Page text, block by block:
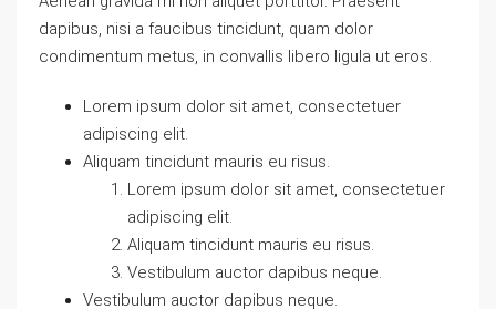
dapibus, nisi a faucibus tincidunt, quam dolor
condimentum metus, in convallis libero ligula ut eros.
Lorem ipsum dolor sit amet, consectetuer
adipiscing elit.
Aliquam tincidunt mauris eu risus.
Lorem ipsum dolor sit amet, consectetuer
adipiscing elit.
Aliquam tincidunt mauris eu risus.
Vestibulum auctor dapibus neque.
Vestibulum auctor dapibus neque.